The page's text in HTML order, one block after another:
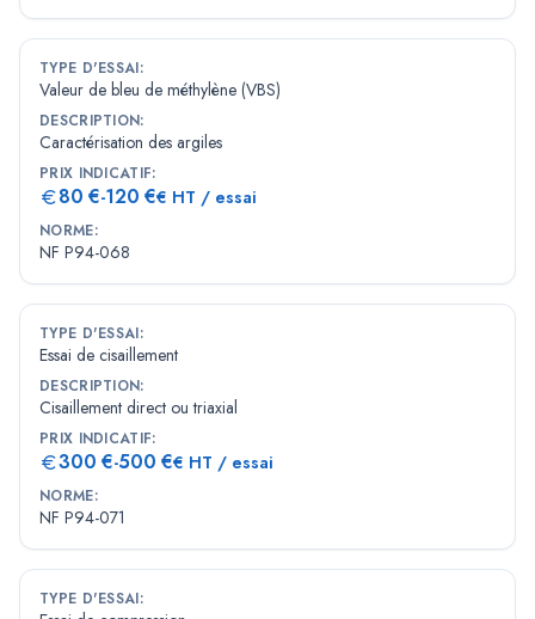
TYPE D'ESSAI:
Valeur de bleu de méthylène (VBS)
DESCRIPTION:
Caractérisation des argiles
PRIX INDICATIF:
80 €-120 €€ HT / essai
NORME:
NF P94-068
TYPE D'ESSAI:
Essai de cisaillement
DESCRIPTION:
Cisaillement direct ou triaxial
PRIX INDICATIF:
300 €-500 €€ HT / essai
NORME:
NF P94-071
TYPE D'ESSAI: